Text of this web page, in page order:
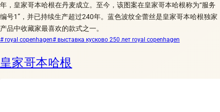
年，皇家哥本哈根在丹麦成立。至今，该图案在皇家哥本哈根称为“服务
编号1”，并已持续生产超过240年。蓝色波纹全蕾丝是皇家哥本哈根独家
产品中收藏家最喜欢的款式之一。
# royal copenhagen# выставка кусково 250 лет royal copenhagen
皇家哥本哈根